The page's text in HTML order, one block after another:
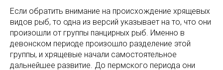
Если обратить внимание на происхождение хрящевых
видов рыб, то одна из версий указывает на то, что они
произошли от группы панцирных рыб. Именно в
девонском периоде произошло разделение этой
группы, и хрящевые начали самостоятельное
дальнейшее развитие. До пермского периода они